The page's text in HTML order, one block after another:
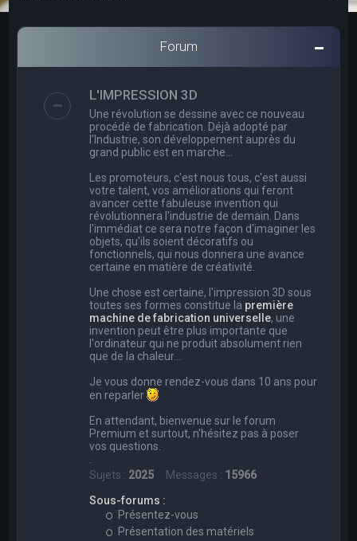
c
Forum
L'IMPRESSION 3D
Une révolution se dessine avec ce nouveau
procédé de fabrication. Déjà adopté par
l’Industrie, son développement auprès du
grand public est en marche…
Les promoteurs, c'est nous tous, c'est aussi
votre talent, vos améliorations qui feront
avancer cette fabuleuse invention qui
révolutionnera l'industrie de demain. Dans
l'immédiat ce sera notre façon d'imaginer les
objets, qu'ils soient décoratifs ou
fonctionnels, qui nous donnera une avance
certaine en matière de créativité.
Une chose est certaine, l'impression 3D sous
toutes ses formes constitue la première
machine de fabrication universelle, une
invention peut être plus importante que
l'ordinateur qui ne produit absolument rien
que de la chaleur...
Je vous donne rendez-vous dans 10 ans pour
en reparler
En attendant, bienvenue sur le forum
Premium et surtout, n'hésitez pas à poser
vos questions.
Sujets : 2025 Messages : 15966
Sous-forums :
Présentez-vous
Présentation des matériels